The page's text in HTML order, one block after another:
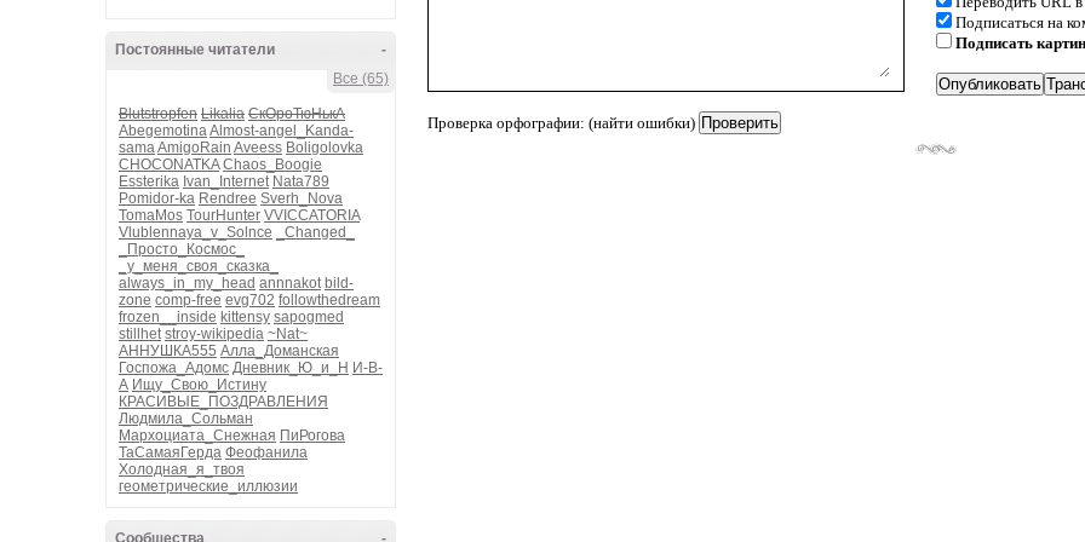
-
Постоянные читатели
Все (65)
Blutstropfen Likalia СкОроТюНькА
AbegemotinaAlmost-angel_Kanda-
samaAmigoRain Aveess Boligolovka
CHOCONATKA Chaos_Boogie
Essterika Ivan_Internet Nata789
Pomidor-ka Rendree Sverh_Nova
TomaMos TourHunter VVICCATORIA
Vlublennaya_v_Solnce
_Changed_
_Просто_Космос_
_у_меня_своя_сказка_
always_in_my_head annnakot bild-
zone comp-free evg702 followthedream
frozen__inside kittensy sapogmed
stillhet stroy-wikipedia ~Nat~
АННУШКА555 Алла_Доманская
Госпожа_Адомс Дневник_Ю_и_Н И-В-
А Ищу_Свою_Истину
КРАСИВЫЕ_ПОЗДРАВЛЕНИЯ
Людмила_Сольман
Мархоциата_Снежная ПиРогова
ТаСамаяГерда Феофанила
Холодная_я_твоя
геометрические_иллюзии
-
Сообщества
Проверка орфографии: (найти ошибки)
Подписаться на
Подписать